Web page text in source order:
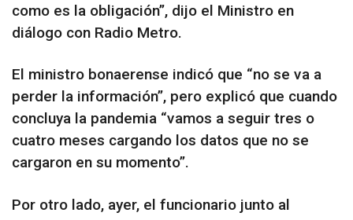
como es la obligación”, dijo el Ministro en
diálogo con Radio Metro.
El ministro bonaerense indicó que “no se va a
perder la información”, pero explicó que cuando
concluya la pandemia “vamos a seguir tres o
cuatro meses cargando los datos que no se
cargaron en su momento”.
Por otro lado, ayer, el funcionario junto al